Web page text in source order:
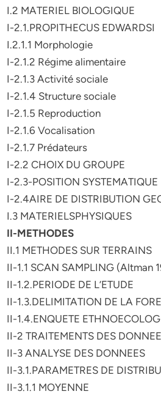
I.2 MATERIEL BIOLOGIQUE
I-2.1.PROPITHECUS EDWARDSI
I.2.1.1 Morphologie
I-2.1.2 Régime alimentaire
I-2.1.3 Activité sociale
I-2.1.4 Structure sociale
I-2.1.5 Reproduction
I-2.1.6 Vocalisation
I-2.1.7 Prédateurs
I-2.2 CHOIX DU GROUPE
I-2.3-POSITION SYSTEMATIQUE
I-2.4AIRE DE DISTRIBUTION
I.3 MATERIELSPHYSIQUES
II-METHODES
II.1 METHODES SUR TERRAINS
II-1.1 SCAN SAMPLING (Altman
II-1.2.PERIODE DE L’ETUDE
II-1.3.DELIMITATION DE LA
II-1.4.ENQUETE
II-2 TRAITEMENTS DES
II-3 ANALYSE DES DONNEES
II-3.1.PARAMETRES DE
II-3.1.1 MOYENNE